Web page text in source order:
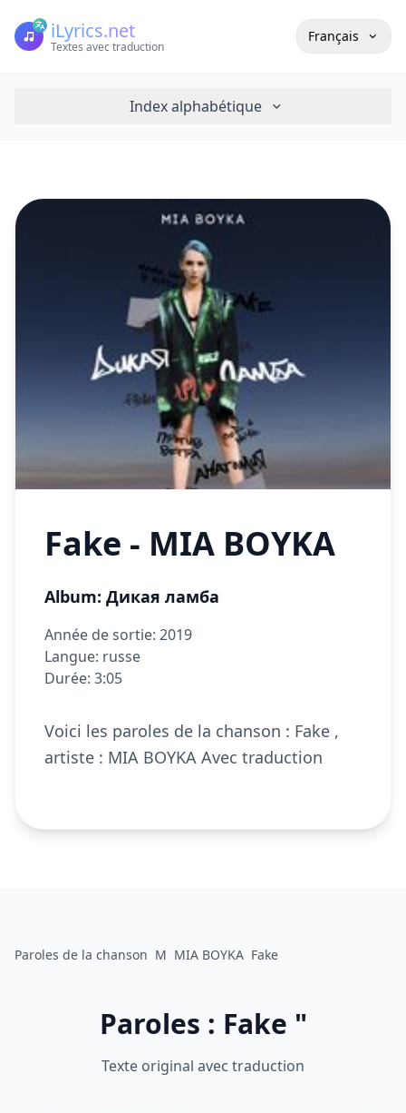
iLyrics.net
Textes avec traduction
Français
Index alphabétique
Fake - MIA BOYKA
Album: Дикая ламба
Année de sortie: 2019
Langue: russe
Durée: 3:05
Voici les paroles de la chanson : Fake ,
artiste : MIA BOYKA Avec traduction
Paroles de la chanson M MIA BOYKA Fake
Paroles : Fake "
Texte original avec traduction